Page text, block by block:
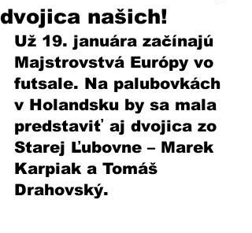
dvojica našich!
Už 19. januára začínajú
Majstrovstvá Európy vo
futsale. Na palubovkách
v Holandsku by sa mala
predstaviť aj dvojica zo
Starej Ľubovne – Marek
Karpiak a Tomáš
Drahovský.